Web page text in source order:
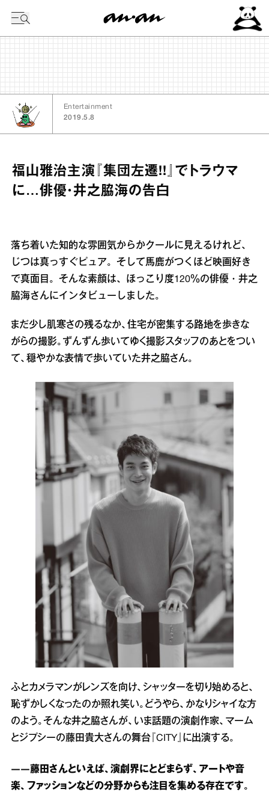
Entertainment
2019.5.8
福山雅治主演『集団左遷!!』でトラウマ
に…俳優・井之脇海の告白
落ち着いた知的な雰囲気からかクールに見えるけれど、
じつは真っすぐピュア。そして馬鹿がつくほど映画好き
で真面目。そんな素顔は、ほっこり度120％の俳優・井之
脇海さんにインタビューしました。
まだ少し肌寒さの残るなか、住宅が密集する路地を歩きな
がらの撮影。ずんずん歩いてゆく撮影スタッフのあとをつい
て、穏やかな表情で歩いていた井之脇さん。
ふとカメラマンがレンズを向け、シャッターを切り始めると、
恥ずかしくなったのか照れ笑い。どうやら、かなりシャイな方
のよう。そんな井之脇さんが、いま話題の演劇作家、マーム
とジプシーの藤田貴大さんの舞台『CITY』に出演する。
――藤田さんといえば、演劇界にとどまらず、アートや音
楽、ファッションなどの分野からも注目を集める存在です。